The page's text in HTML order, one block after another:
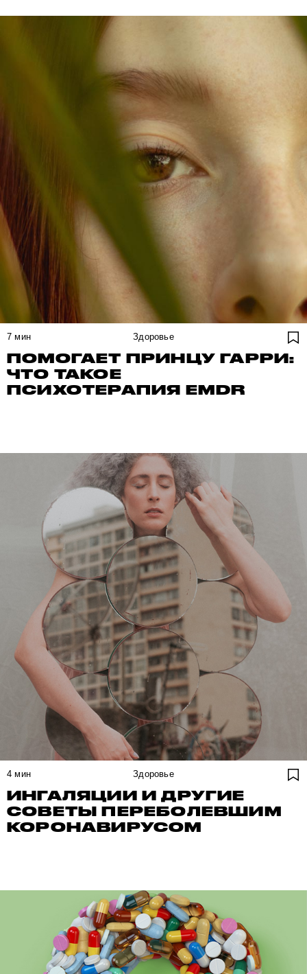
7 мин Здоровье
ПОМОГАЕТ ПРИНЦУ ГАРРИ:
ЧТО ТАКОЕ
ПСИХОТЕРАПИЯ EMDR
4 мин Здоровье
ИНГАЛЯЦИИ И ДРУГИЕ
СОВЕТЫ ПЕРЕБОЛЕВШИМ
КОРОНАВИРУСОМ